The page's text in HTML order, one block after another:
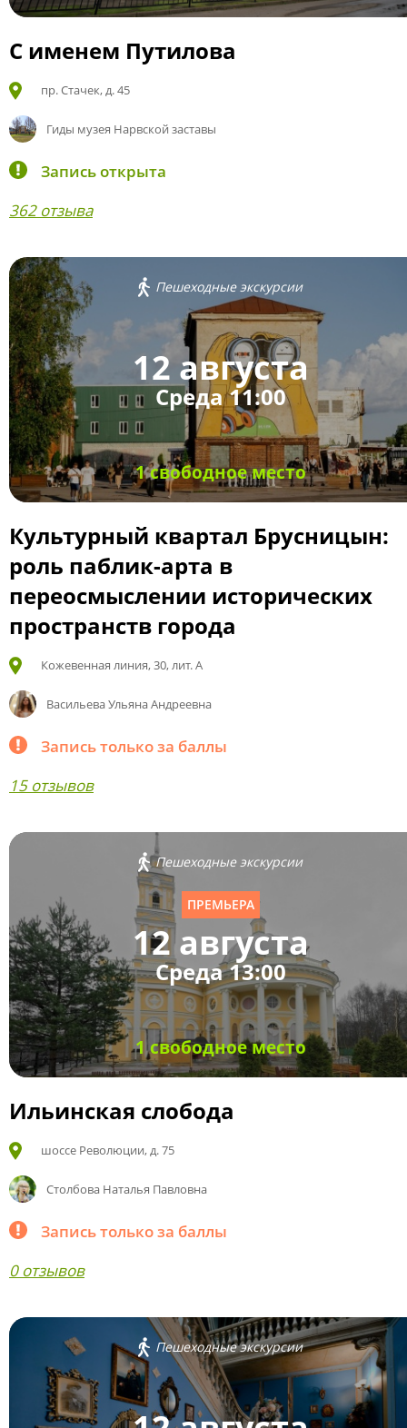
С именем Путилова
пр. Стачек, д. 45
Гиды музея Нарвской заставы
Запись открыта
362 отзыва
Пешеходные экскурсии
12 августа
Среда 11:00
1 свободное место
Культурный квартал Брусницын:
роль паблик-арта в
переосмыслении исторических
пространств города
Кожевенная линия, 30, лит. А
Васильева Ульяна Андреевна
Запись только за баллы
15 отзывов
Пешеходные экскурсии
ПРЕМЬЕРА
12 августа
Среда 13:00
1 свободное место
Ильинская слобода
шоссе Революции, д. 75
Столбова Наталья Павловна
Запись только за баллы
0 отзывов
Пешеходные экскурсии